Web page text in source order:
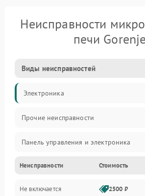
Неисправности
печи Gorenje
Виды неисправностей
Электроника
Прочие неисправности
Панель управления и электроника
Дверца и корпус
Механика и внутренние элементы
Неисправности Стоимость
Не включается 2500 ₽